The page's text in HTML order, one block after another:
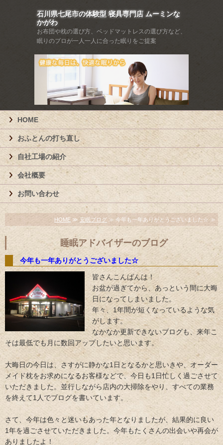
石川県七尾市の体験型 寝具専門店 ムーミンな
かがわ
お布団や枕の選び方、ベッドマットレスの選び方など、
眠りのプロが一人一人に合った眠りをご提案
HOME
おふとんの打ち直し
自社工場の紹介
会社概要
お問い合わせ
HOME ≫ 安眠ブログ ≫ 今年も一年ありがとうございました☆ ≫
睡眠アドバイザーのブログ
今年も一年ありがとうございました☆
皆さんこんばんは！
お盆が過ぎてから、あっという間に大晦
日になってしまいました。
年々、1年間が短くなっているような気
がします。
なかなか更新できないブログも、来年こ
そは最低でも月に数回アップしたいと思います。
大晦日の今日は、さすがに静かな1日となるかと思いきや、オーダー
メイド枕をお求めになるお客様などで、今日も1日忙しく過ごさせて
いただきました。並行しながら店内の大掃除をやり、すべての業務
を終えて1人でブログを書いています。
さて、今年は色々と迷いもあった年となりましたが、結果的に良い
1年を過ごさせていただきました。今年もたくさんの出会いや再会が
ありましたよ！